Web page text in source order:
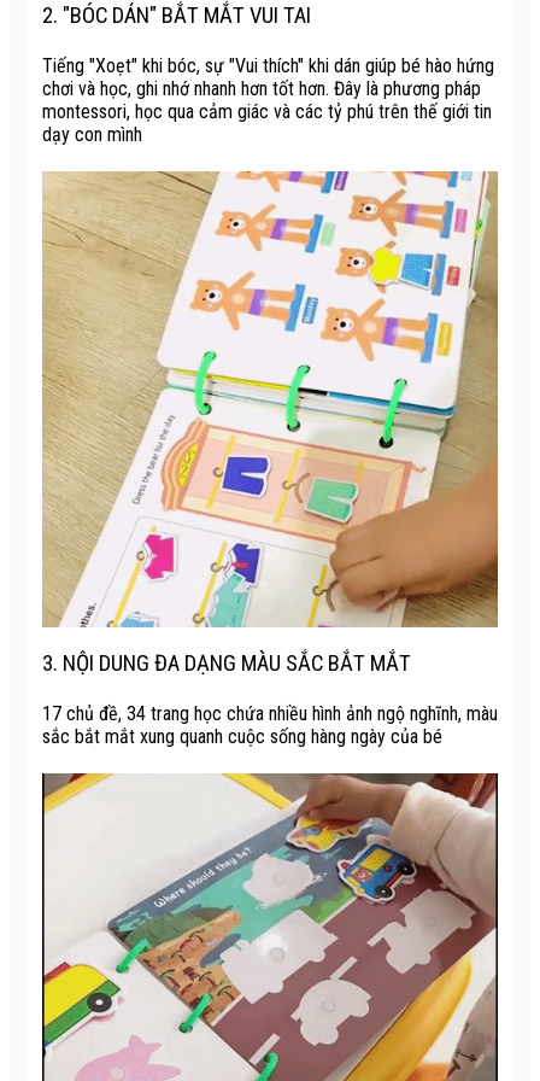
2. "BÓC DÁN" BẮT MẮT VUI TAI
Tiếng "Xoẹt" khi bóc, sự "Vui thích" khi dán giúp bé hào hứng
chơi và học, ghi nhớ nhanh hơn tốt hơn. Đây là phương pháp
montessori, học qua cảm giác và các tỷ phú trên thế giới tin
dạy con mình
3. NỘI DUNG ĐA DẠNG MÀU SẮC BẮT MẮT
17 chủ đề, 34 trang học chứa nhiều hình ảnh ngộ nghĩnh, màu
sắc bắt mắt xung quanh cuộc sống hàng ngày của bé